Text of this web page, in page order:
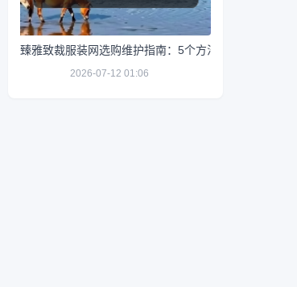
臻雅致裁服装网选购维护指南：5个方法解决网购踩坑
2026-07-12 01:06